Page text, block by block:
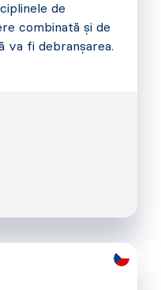
de
combinată și de
va fi debranșarea.